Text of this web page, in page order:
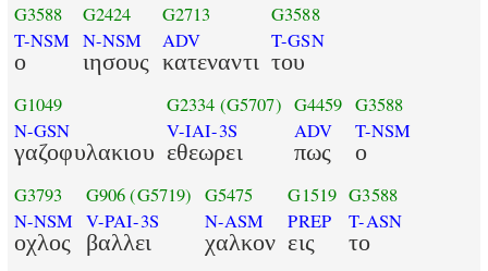
G3588
T-NSM
ο
G2424
N-NSM
ιησους
G2713
ADV
κατεναντι
G3588
T-GSN
του
G1049
N-GSN
γαζοφυλακιου
G2334 (G5707)
V-IAI-3S
εθεωρει
G4459
ADV
πως
G3588
T-NSM
ο
G3793
N-NSM
οχλος
G906(G5719)
V-PAI-3S
βαλλει
G5475
N-ASM
χαλκον
G1519
PREP
εις
G3588
T-ASN
το